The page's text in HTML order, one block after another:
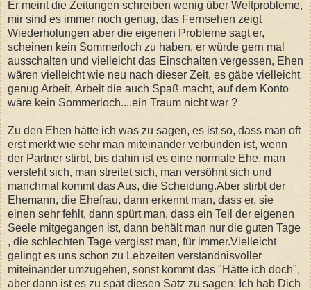
Er meint die Zeitungen schreiben wenig über Weltprobleme,
mir sind es immer noch genug, das Fernsehen zeigt
Wiederholungen aber die eigenen Probleme sagt er,
scheinen kein Sommerloch zu haben, er würde gern mal
ausschalten und vielleicht das Einschalten vergessen, Ehen
wären vielleicht wie neu nach dieser Zeit, es gäbe vielleicht
genug Arbeit, Arbeit die auch Spaß macht, auf dem Konto
wäre kein Sommerloch....ein Traum nicht war ?
Zu den Ehen hätte ich was zu sagen, es ist so, dass man oft
erst merkt wie sehr man miteinander verbunden ist, wenn
der Partner stirbt, bis dahin ist es eine normale Ehe, man
versteht sich, man streitet sich, man versöhnt sich und
manchmal kommt das Aus, die Scheidung.Aber stirbt der
Ehemann, die Ehefrau, dann erkennt man, dass er, sie
einen sehr fehlt, dann spürt man, dass ein Teil der eigenen
Seele mitgegangen ist, dann behält man nur die guten Tage
, die schlechten Tage vergisst man, für immer.Vielleicht
gelingt es uns schon zu Lebzeiten verständnisvoller
miteinander umzugehen, sonst kommt das "Hätte ich doch",
aber dann ist es zu spät diesen Satz zu sagen: Ich hab Dich